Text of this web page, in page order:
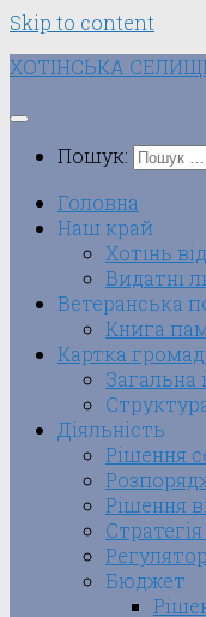
Skip to content
ХОТІНСЬКА
Пошук:
Головна
Наш край
Хотінь
Видатні
Ветеранська
Книга
Картка
Загальна
Діяльність
Рішення
Рішення
Бюджет